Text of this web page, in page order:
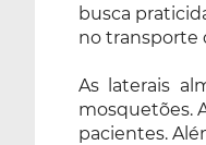
busca
no transporte
As laterais
mosquetões.
pacientes.